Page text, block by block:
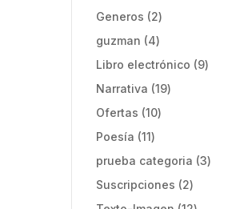
Generos 22
productos
guzman 44
productos
Libro electrónico 99
Narrativa 1919
Ofertas 1010
Poesía 1111
productos
prueba categoria 33
Suscripciones 22
productos